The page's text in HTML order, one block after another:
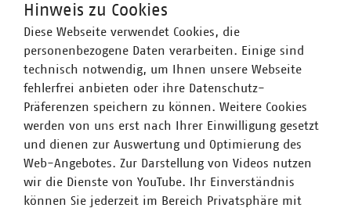
Strukturelle Hebel: RED-III-Logik auf Verteilnetze
übertragen, Provisorien erleichtern,
Standardisierung, vergaberechtliche
Erleichterungen.
Ansprechpartner
Hinweis zu Cookies
Diese Webseite verwendet Cookies, die
personenbezogene Daten verarbeiten. Einige sind
technisch notwendig, um Ihnen unsere Webseite
fehlerfrei anbieten oder ihre Datenschutz-
Präferenzen speichern zu können. Weitere Cookies
werden von uns erst nach Ihrer Einwilligung gesetzt
und dienen zur Auswertung und Optimierung des
Web-Angebotes. Zur Darstellung von Videos nutzen
wir die Dienste von YouTube. Ihr Einverständnis
können Sie jederzeit im Bereich Privatsphäre mit